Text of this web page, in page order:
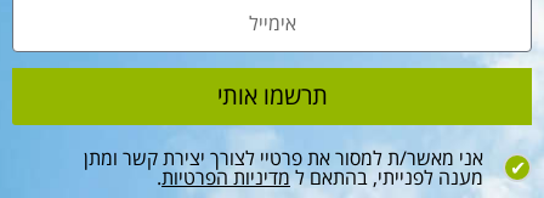
אני מאשר/ת למסור את פרטיי לצורך יצירת קשר ומתן
מענה לפנייתי, בהתאם למדיניות הפרטיות.
תרשמו אותי